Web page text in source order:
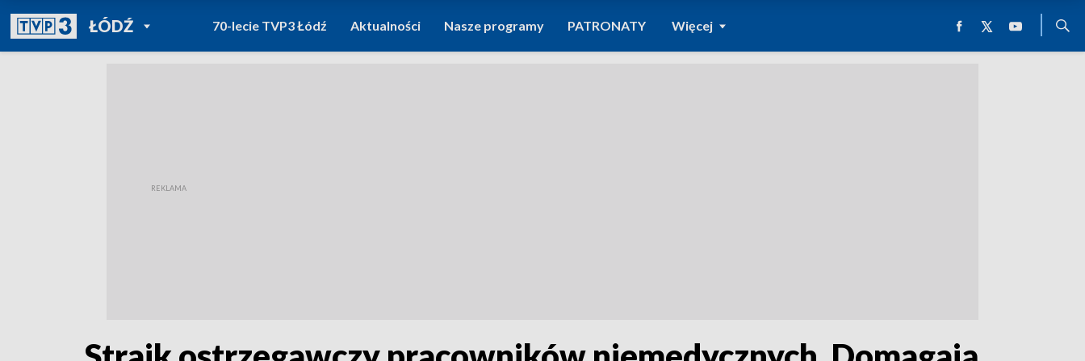
ŁÓDŹPOWRÓT DO
TVP REGIONY
70-lecie TVP3 Łódź Aktualności Nasze programy PATRONATY Więcej